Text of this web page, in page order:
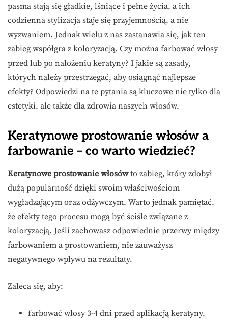
pasma stają się gładkie, lśniące i pełne życia, a ich
codzienna stylizacja staje się przyjemnością, a nie
wyzwaniem. Jednak wielu z nas zastanawia się, jak ten
zabieg współgra z koloryzacją. Czy można farbować włosy
przed lub po nałożeniu keratyny? I jakie są zasady,
których należy przestrzegać, aby osiągnąć najlepsze
efekty? Odpowiedzi na te pytania są kluczowe nie tylko dla
estetyki, ale także dla zdrowia naszych włosów.
Keratynowe prostowanie włosów a
farbowanie – co warto wiedzieć?
Keratynowe prostowanie włosówto zabieg, który zdobył
dużą popularność dzięki swoim właściwościom
wygładzającym oraz odżywczym. Warto jednak pamiętać,
że efekty tego procesu mogą być ściśle związane z
koloryzacją. Jeśli zachowasz odpowiednie przerwy między
farbowaniem a prostowaniem, nie zauważysz
negatywnego wpływu na rezultaty.
Zaleca się, aby:
farbować włosy 3-4 dni przed aplikacją keratyny,